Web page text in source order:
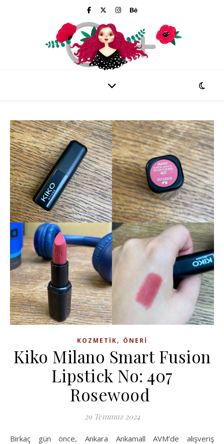
KOZMETIK, ÖNERI
Kiko Milano Smart Fusion
Lipstick No: 407
Rosewood
29 Temmuz 2024
Birkaç gün önce, Ankara Ankamall AVM’de alışveriş